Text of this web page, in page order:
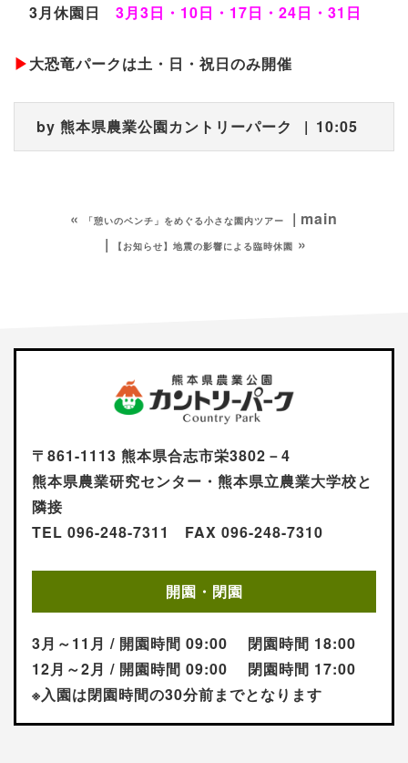
3月休園日
3月3日・10日・17日・24日・31日
▶︎大恐竜パークは土・日・祝日のみ開催
by 熊本県農業公園カントリーパーク 10:05
« 「憩いのベンチ」をめぐる小さな園内ツアー main
【お知らせ】地震の影響による臨時休園 »
〒861-1113 熊本県合志市栄3802－4
熊本県農業研究センター・熊本県立農業大学校と
隣接
TEL 096-248-7311 FAX 096-248-7310
開園・閉園
3月～11月 / 開園時間 09:00 閉園時間 18:00
12月～2月 / 開園時間 09:00 閉園時間 17:00
※入園は閉園時間の30分前までとなります